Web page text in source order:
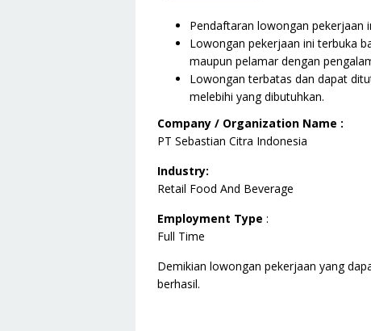
Pendaftaran lowongan pekerjaan
Lowongan pekerjaan ini terbuka
maupun pelamar dengan
Lowongan terbatas dan dapat
melebihi yang dibutuhkan.
Company / Organization Name :
PT Sebastian Citra Indonesia
Industry:
Retail Food And Beverage
Employment Type :
Full Time
Demikian lowongan pekerjaan yang
berhasil.